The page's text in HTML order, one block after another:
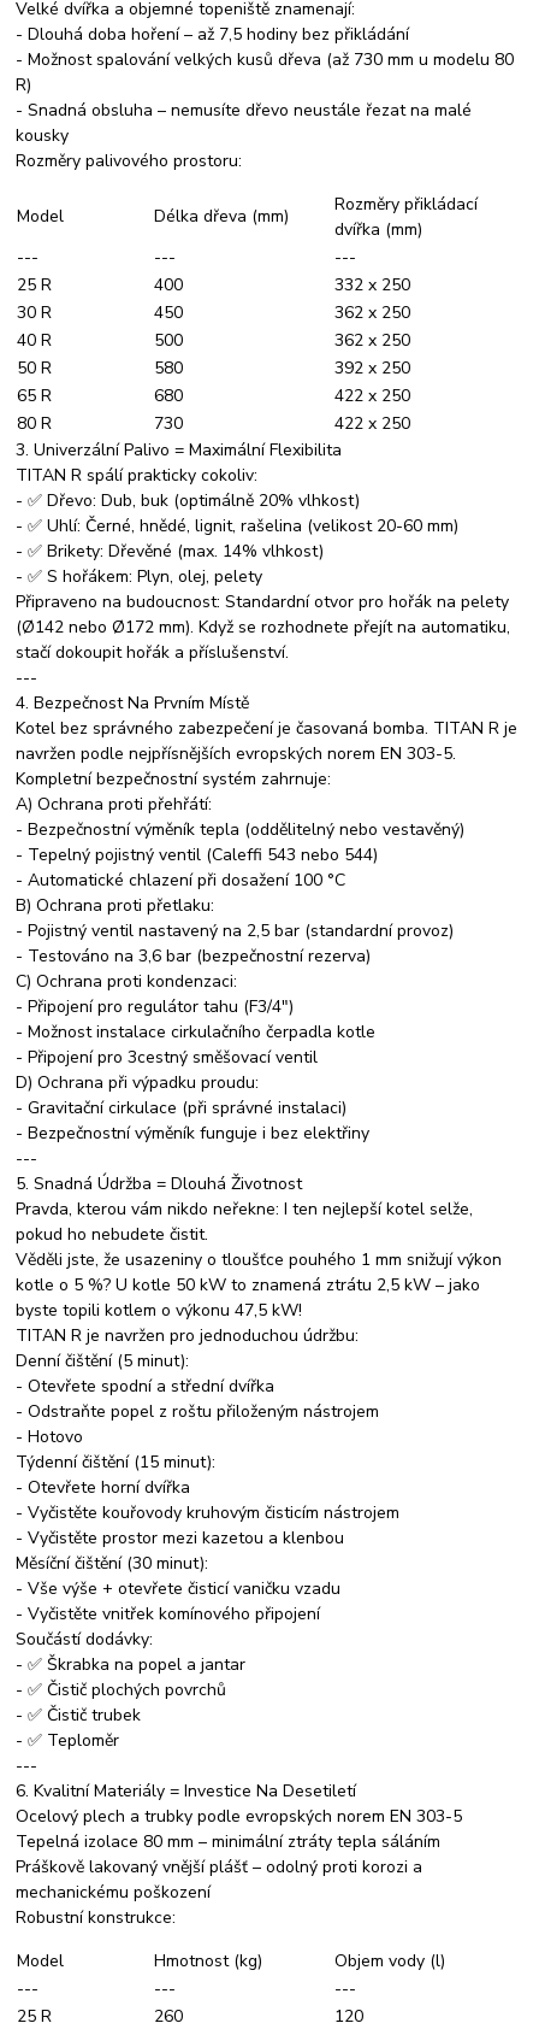
Velké dvířka a objemné topeniště znamenají:
- Dlouhá doba hoření – až 7,5 hodiny bez přikládání
- Možnost spalování velkých kusů dřeva (až 730 mm u modelu 80
R)
- Snadná obsluha – nemusíte dřevo neustále řezat na malé
kousky
Rozměry palivového prostoru:
Model Délka dřeva (mm)
Rozměry přikládací
dvířka (mm)
---
---
---
25 R
400
332 x 250
30 R
450
362 x 250
40 R
500
362 x 250
50 R
580
392 x 250
65 R
680
422 x 250
80 R
730
422 x 250
3. Univerzální Palivo = Maximální Flexibilita
TITAN R spálí prakticky cokoliv:
- ✅ Dřevo: Dub, buk (optimálně 20% vlhkost)
- ✅ Uhlí: Černé, hnědé, lignit, rašelina (velikost 20-60 mm)
- ✅ Brikety: Dřevěné (max. 14% vlhkost)
- ✅ S hořákem: Plyn, olej, pelety
Připraveno na budoucnost: Standardní otvor pro hořák na pelety
(Ø142 nebo Ø172 mm). Když se rozhodnete přejít na automatiku,
stačí dokoupit hořák a příslušenství.
---
4. Bezpečnost Na Prvním Místě
Kotel bez správného zabezpečení je časovaná bomba. TITAN R je
navržen podle nejpřísnějších evropských norem EN 303-5.
Kompletní bezpečnostní systém zahrnuje:
A) Ochrana proti přehřátí:
- Bezpečnostní výměník tepla (oddělitelný nebo vestavěný)
- Tepelný pojistný ventil (Caleffi 543 nebo 544)
- Automatické chlazení při dosažení 100 °C
B) Ochrana proti přetlaku:
- Pojistný ventil nastavený na 2,5 bar (standardní provoz)
- Testováno na 3,6 bar (bezpečnostní rezerva)
C) Ochrana proti kondenzaci:
- Připojení pro regulátor tahu (F3/4")
- Možnost instalace cirkulačního čerpadla kotle
- Připojení pro 3cestný směšovací ventil
D) Ochrana při výpadku proudu:
- Gravitační cirkulace (při správné instalaci)
- Bezpečnostní výměník funguje i bez elektřiny
---
5. Snadná Údržba = Dlouhá Životnost
Pravda, kterou vám nikdo neřekne: I ten nejlepší kotel selže,
pokud ho nebudete čistit.
Věděli jste, že usazeniny o tloušťce pouhého 1 mm snižují výkon
kotle o 5 %? U kotle 50 kW to znamená ztrátu 2,5 kW – jako
byste topili kotlem o výkonu 47,5 kW!
TITAN R je navržen pro jednoduchou údržbu:
Denní čištění (5 minut):
- Otevřete spodní a střední dvířka
- Odstraňte popel z roštu přiloženým nástrojem
- Hotovo
Týdenní čištění (15 minut):
- Otevřete horní dvířka
- Vyčistěte kouřovody kruhovým čisticím nástrojem
- Vyčistěte prostor mezi kazetou a klenbou
Měsíční čištění (30 minut):
- Vše výše + otevřete čisticí vaničku vzadu
- Vyčistěte vnitřek komínového připojení
Součástí dodávky:
- ✅ Škrabka na popel a jantar
- ✅ Čistič plochých povrchů
- ✅ Čistič trubek
- ✅ Teploměr
---
6. Kvalitní Materiály = Investice Na Desetiletí
Ocelový plech a trubky podle evropských norem EN 303-5
Tepelná izolace 80 mm – minimální ztráty tepla sáláním
Práškově lakovaný vnější plášť – odolný proti korozi a
mechanickému poškození
Robustní konstrukce:
Model
Hmotnost (kg)
Objem vody (l)
---
---
---
25 R
260
120